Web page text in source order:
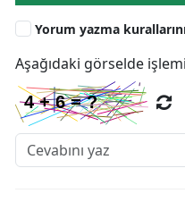
Yorum yazma
Aşağıdaki görselde